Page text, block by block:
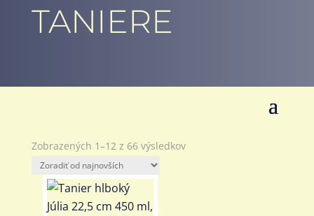
TANIERE
Zobrazených 1–12 z 66 výsledkovZoradené